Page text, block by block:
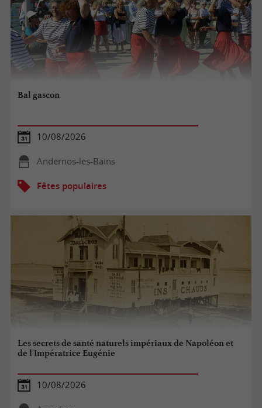
Bal gascon
10/08/2026
Andernos-les-Bains
Fêtes populaires
Les secrets de santé naturels impériaux de Napoléon et
de l'Impératrice Eugénie
10/08/2026